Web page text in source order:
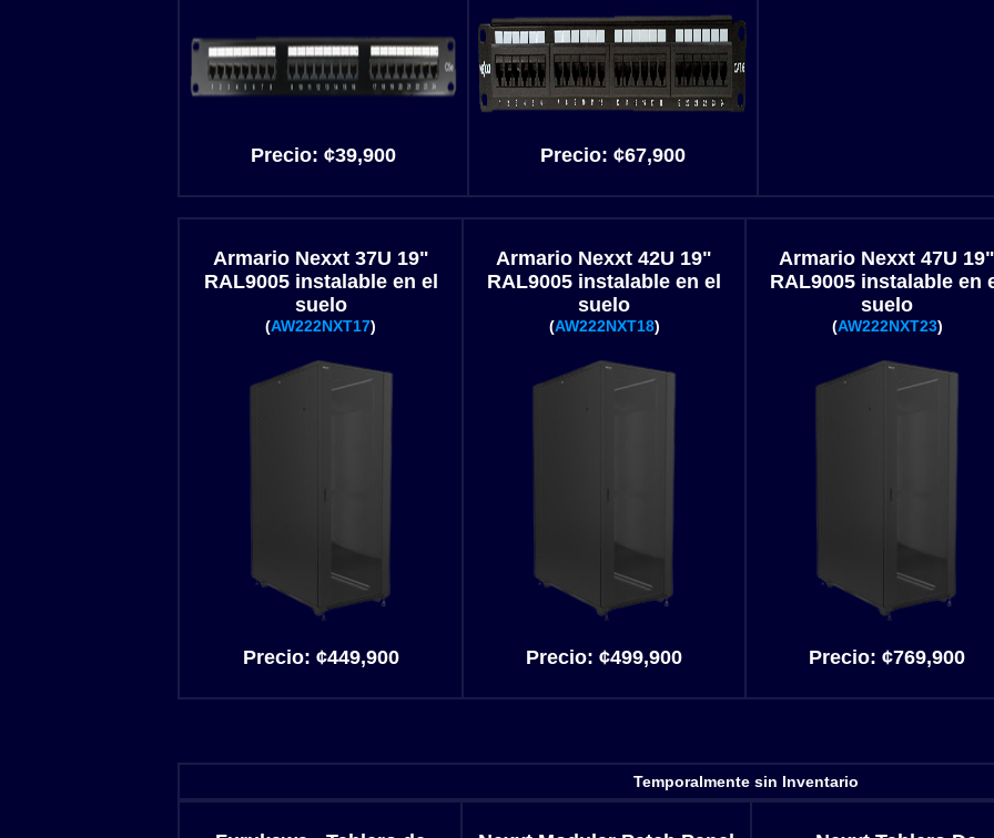
Precio: ¢39,900 Precio: ¢67,900
Armario Nexxt 37U 19"
RAL9005 instalable en el
suelo
(AW222NXT17)
Precio: ¢449,900
Armario Nexxt 42U 19"
RAL9005 instalable en el
suelo
(AW222NXT18)
Precio: ¢499,900
Armario Nexxt 47U 19"
RAL9005 instalable en
suelo
(AW222NXT23)
Precio: ¢769,900
Temporalmente sin Inventario